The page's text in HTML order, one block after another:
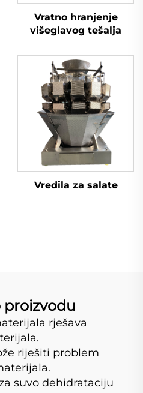
Vratno hranjenje
višeglavog tešalja
Vredila za salate
proizvodu
rješava
riješiti problem
suvo dehidrataciju